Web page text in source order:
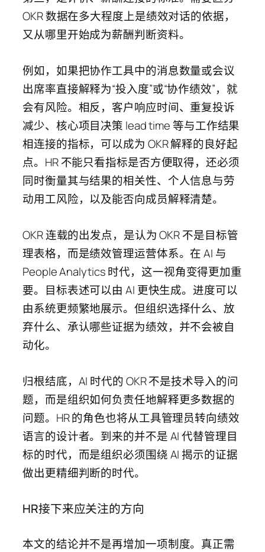
OKR 数据在多大程度上是绩效对话的依据，
又从哪里开始成为薪酬判断资料。
例如，如果把协作工具中的消息数量或会议
出席率直接解释为“投入度”或“协作绩效”，就
会有风险。相反，客户响应时间、重复投诉
减少、核心项目决策 lead time 等与工作结果
相连接的指标，可以成为 OKR 解释的良好起
点。HR 不能只看指标是否方便取得，还必须
同时衡量其与结果的相关性、个人信息与劳
动用工风险，以及能否向成员解释清楚。
OKR 连载的出发点，是认为 OKR 不是目标管
理表格，而是绩效管理运营体系。在 AI 与
People Analytics 时代，这一视角变得更加重
要。目标表述可以由 AI 更快生成。进度可以
由系统更频繁地展示。但组织选择什么、放
弃什么、承认哪些证据为绩效，并不会被自
动化。
归根结底，AI 时代的 OKR 不是技术导入的问
题，而是组织如何负责任地解释更多数据的
问题。HR 的角色也将从工具管理员转向绩效
语言的设计者。到来的并不是 AI 代替管理目
标的时代，而是组织必须围绕 AI 揭示的证据
做出更精细判断的时代。
HR接下来应关注的方向
本文的结论并不是再增加一项制度。真正需